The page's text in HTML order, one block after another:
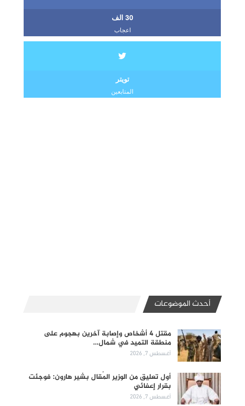
30 الف
اعجاب
تويتر
المتابعين
أحدث الموضوعات
مقتل 4 أشخاص وإصابة آخرين بهجوم على
منطقة التميد في شمال…
أغسطس 7, 2026
أول تعليق من الوزير المُقال بشير هارون: فوجئت
بقرار إعفائي
أغسطس 7, 2026